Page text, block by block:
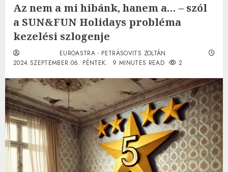
Az nem a mi hibánk, hanem a… – szól
a SUN&FUN Holidays probléma
kezelési szlogenje
EUROASTRA - PETRÁSOVITS ZOLTÁN
2024.SZEPTEMBER.06. PÉNTEK.
9 MINUTES READ 2